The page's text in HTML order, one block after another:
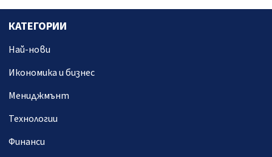
КАТЕГОРИИ
Най-нови
Икономика и бизнес
Мениджмънт
Технологии
Финанси